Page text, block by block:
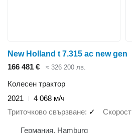
New Holland t 7.315 ac new gen
166 481 €
≈ 326 200 лв.
Колесен трактор
2021
4 068 м/ч
Триточково свързване ✓ Скорост
Германия, Hamburg